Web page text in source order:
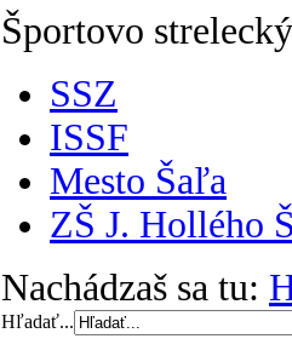
Športovo
SSZ
ISSF
Mesto Šaľa
ZŠ J. Hollého
Nachádzaš sa tu:
Hľadať...